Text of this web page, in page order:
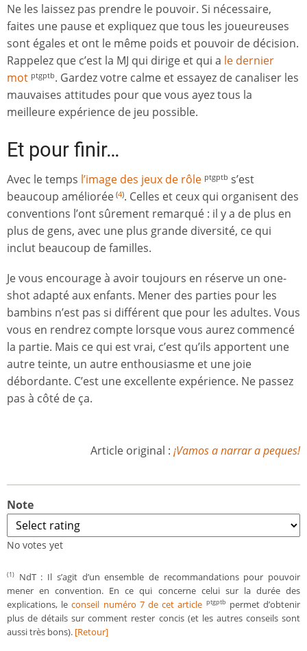
Ne les laissez pas prendre le pouvoir. Si nécessaire,
faites une pause et expliquez que tous les joueureuses
sont égales et ont le même poids et pouvoir de décision.
Rappelez que c’est la MJ qui dirige et qui a le dernier
mot ptgptb. Gardez votre calme et essayez de canaliser les
mauvaises attitudes pour que vous ayez tous la
meilleure expérience de jeu possible.
Et pour finir…
Avec le temps l’image des jeux de rôle ptgptb s’est
beaucoup améliorée (4). Celles et ceux qui organisent des
conventions l’ont sûrement remarqué : il y a de plus en
plus de gens, avec une plus grande diversité, ce qui
inclut beaucoup de familles.
Je vous encourage à avoir toujours en réserve un one-
shot adapté aux enfants. Mener des parties pour les
bambins n’est pas si différent que pour les adultes. Vous
vous en rendrez compte lorsque vous aurez commencé
la partie. Mais ce qui est vrai, c’est qu’ils apportent une
autre teinte, un autre enthousiasme et une joie
débordante. C’est une excellente expérience. Ne passez
pas à côté de ça.
Article original : ¡Vamos a narrar a peques!
Note
No votes yet
(1)
NdT : Il s’agit d’un ensemble de recommandations pour pouvoir
mener en convention. En ce qui concerne celui sur la durée des
explications, leconseil numéro 7 de cet article ptgptb permet d’obtenir
plus de détails sur comment rester concis (et les autres conseils sont
aussi très bons). [Retour]